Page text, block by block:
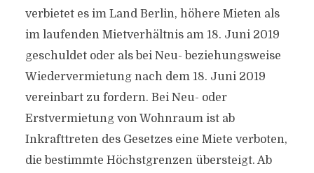
verbietet es im Land Berlin, höhere Mieten als
im laufenden Mietverhältnis am 18. Juni 2019
geschuldet oder als bei Neu- beziehungsweise
Wiedervermietung nach dem 18. Juni 2019
vereinbart zu fordern. Bei Neu- oder
Erstvermietung von Wohnraum ist ab
Inkrafttreten des Gesetzes eine Miete verboten,
die bestimmte Höchstgrenzen übersteigt. Ab